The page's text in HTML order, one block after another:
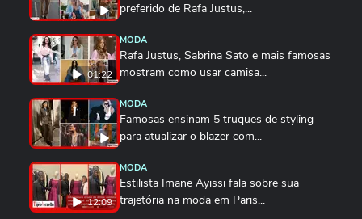
preferido de Rafa Justus,...
01:22
MODA
Rafa Justus, Sabrina Sato e mais famosas
mostram como usar camisa...
MODA
Famosas ensinam 5 truques de styling
para atualizar o blazer com...
12:09
MODA
Estilista Imane Ayissi fala sobre sua
trajetória na moda em Paris...